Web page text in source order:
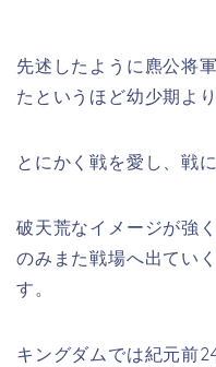
先述したように麃公将
たというほど幼少期よ
とにかく戦を愛し、戦
破天荒なイメージが強
のみまた戦場へ出てい
す。
キングダムでは紀元前